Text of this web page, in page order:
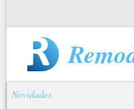
Novidades